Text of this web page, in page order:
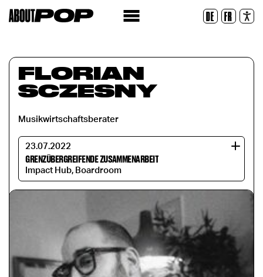
DE FR
FLORIAN
SCZESNY
Musikwirtschaftsberater
23.07.2022
GRENZÜBERGREIFENDE ZUSAMMENARBEIT
Impact Hub, Boardroom